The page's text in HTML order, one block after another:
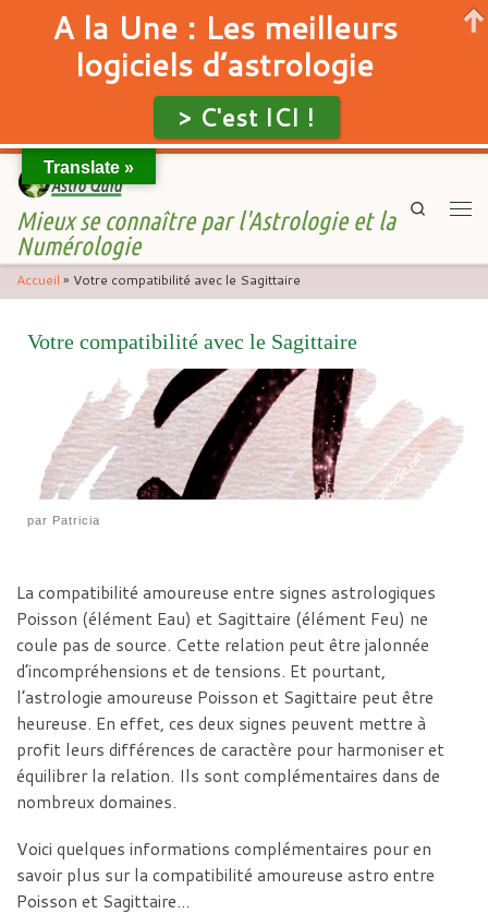
Skip to content
Mieux se connaître par l'Astrologie et la
Numérologie
Search
Accueil » Votre compatibilité avec le Sagittaire
Votre compatibilité avec le Sagittaire
par Patricia
La compatibilité amoureuse entre signes astrologiques
Poisson (élément Eau) et Sagittaire (élément Feu) ne
coule pas de source. Cette relation peut être jalonnée
d’incompréhensions et de tensions. Et pourtant,
l’astrologie amoureuse Poisson et Sagittaire peut être
heureuse. En effet, ces deux signes peuvent mettre à
profit leurs différences de caractère pour harmoniser et
équilibrer la relation. Ils sont complémentaires dans de
nombreux domaines.
Voici quelques informations complémentaires pour en
savoir plus sur la compatibilité amoureuse astro entre
Poisson et Sagittaire…
Translate »
A la Une : Les meilleurs
logiciels d’astrologie
> C'est ICI !